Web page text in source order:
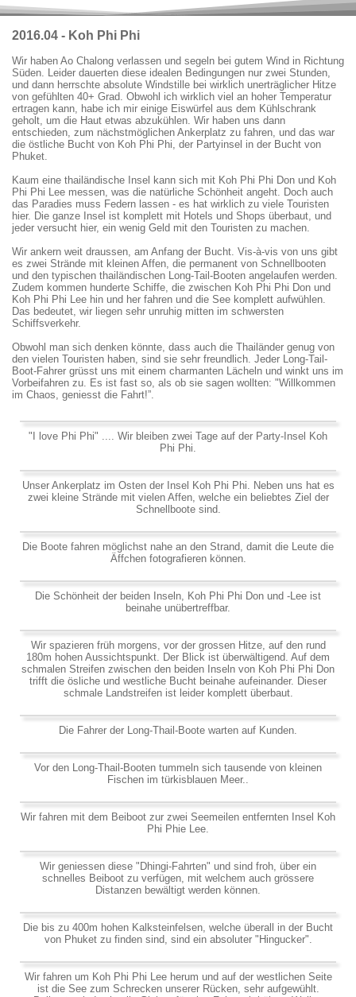
2016.04 - Koh Phi Phi
Wir haben Ao Chalong verlassen und segeln bei gutem Wind in Richtung
Süden. Leider dauerten diese idealen Bedingungen nur zwei Stunden,
und dann herrschte absolute Windstille bei wirklich unerträglicher Hitze
von gefühlten 40+ Grad. Obwohl ich wirklich viel an hoher Temperatur
ertragen kann, habe ich mir einige Eiswürfel aus dem Kühlschrank
geholt, um die Haut etwas abzukühlen. Wir haben uns dann
entschieden, zum nächstmöglichen Ankerplatz zu fahren, und das war
die östliche Bucht von Koh Phi Phi, der Partyinsel in der Bucht von
Phuket.
Kaum eine thailändische Insel kann sich mit Koh Phi Phi Don und Koh
Phi Phi Lee messen, was die natürliche Schönheit angeht. Doch auch
das Paradies muss Federn lassen - es hat wirklich zu viele Touristen
hier. Die ganze Insel ist komplett mit Hotels und Shops überbaut, und
jeder versucht hier, ein wenig Geld mit den Touristen zu machen.
Wir ankern weit draussen, am Anfang der Bucht. Vis-à-vis von uns gibt
es zwei Strände mit kleinen Affen, die permanent von Schnellbooten
und den typischen thailändischen Long-Tail-Booten angelaufen werden.
Zudem kommen hunderte Schiffe, die zwischen Koh Phi Phi Don und
Koh Phi Phi Lee hin und her fahren und die See komplett aufwühlen.
Das bedeutet, wir liegen sehr unruhig mitten im schwersten
Schiffsverkehr.
Obwohl man sich denken könnte, dass auch die Thailänder genug von
den vielen Touristen haben, sind sie sehr freundlich. Jeder Long-Tail-
Boot-Fahrer grüsst uns mit einem charmanten Lächeln und winkt uns im
Vorbeifahren zu. Es ist fast so, als ob sie sagen wollten: "Willkommen
im Chaos, geniesst die Fahrt!”.
"I love Phi Phi" .... Wir bleiben zwei Tage auf der Party-Insel Koh
Phi Phi.
Unser Ankerplatz im Osten der Insel Koh Phi Phi. Neben uns hat es
zwei kleine Strände mit vielen Affen, welche ein beliebtes Ziel der
Schnellboote sind.
Die Boote fahren möglichst nahe an den Strand, damit die Leute die
Äffchen fotografieren können.
Die Schönheit der beiden Inseln, Koh Phi Phi Don und -Lee ist
beinahe unübertreffbar.
Wir spazieren früh morgens, vor der grossen Hitze, auf den rund
180m hohen Aussichtspunkt. Der Blick ist überwältigend. Auf dem
schmalen Streifen zwischen den beiden Inseln von Koh Phi Phi Don
trifft die ösliche und westliche Bucht beinahe aufeinander. Dieser
schmale Landstreifen ist leider komplett überbaut.
Die Fahrer der Long-Thail-Boote warten auf Kunden.
Vor den Long-Thail-Booten tummeln sich tausende von kleinen
Fischen im türkisblauen Meer..
Wir fahren mit dem Beiboot zur zwei Seemeilen entfernten Insel Koh
Phi Phie Lee.
Wir geniessen diese "Dhingi-Fahrten" und sind froh, über ein
schnelles Beiboot zu verfügen, mit welchem auch grössere
Distanzen bewältigt werden können.
Die bis zu 400m hohen Kalksteinfelsen, welche überall in der Bucht
von Phuket zu finden sind, sind ein absoluter "Hingucker".
Wir fahren um Koh Phi Phi Lee herum und auf der westlichen Seite
ist die See zum Schrecken unserer Rücken, sehr aufgewühlt.